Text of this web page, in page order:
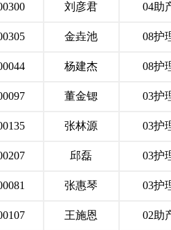
刘彦君 04助
金垚池 08护
杨建杰 08护
董金锶 03护
张林源 03护
邱磊 03护
张惠琴 03护
王施恩 02助